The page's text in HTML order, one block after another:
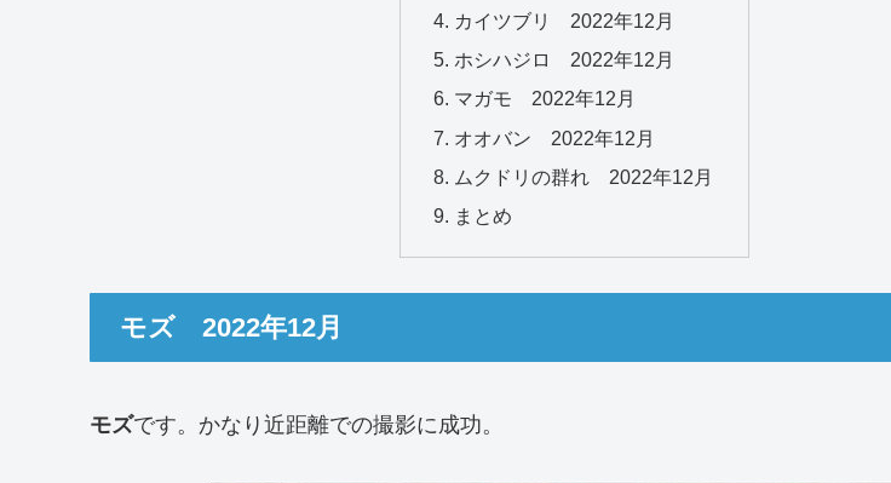
カイツブリ 2022年12月
ホシハジロ 2022年12月
マガモ 2022年12月
オオバン 2022年12月
ムクドリの群れ 2022年12月
まとめ
モズ 2022年12月
モズです。かなり近距離での撮影に成功。